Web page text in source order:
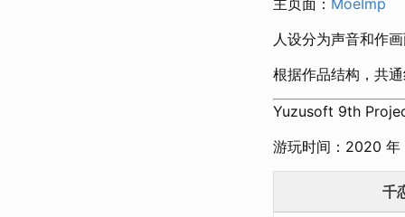
人设分为声音和作
根据作品结构，共
Yuzusoft 9th
游玩时间：2020 年
千